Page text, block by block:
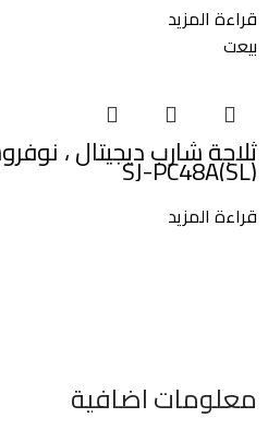
قراءة المزيد
بيعت
SJ-PC48A(SL)
قراءة المزيد
معلومات اضافية